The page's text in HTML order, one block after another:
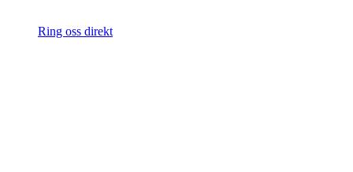
Ring oss direkt